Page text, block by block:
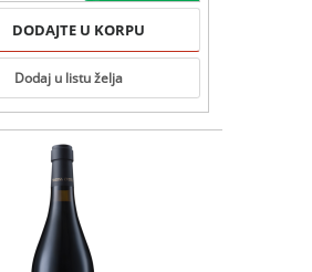
DODAJTE U KORPU
Dodaj u listu želja